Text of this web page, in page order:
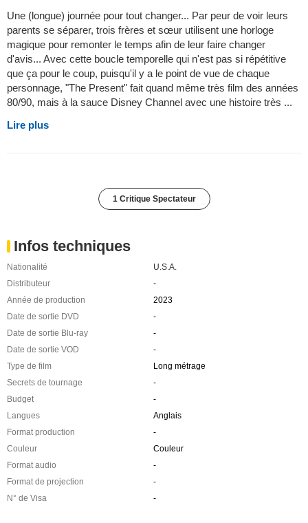
Une (longue) journée pour tout changer... Par peur de voir leurs
parents se séparer, trois frères et sœur utilisent une horloge
magique pour remonter le temps afin de leur faire changer
d'avis... Avec cette boucle temporelle qui n'est pas si répétitive
que ça pour le coup, puisqu'il y a le point de vue de chaque
personnage, "The Present" fait quand même très film des années
80/90, mais à la sauce Disney Channel avec une histoire très ...
Lire plus
1 Critique Spectateur
Infos techniques
Nationalité
U.S.A.
Distributeur
-
Année de production
2023
Date de sortie DVD
-
Date de sortie Blu-ray
-
Date de sortie VOD
-
Type de film
Long métrage
Secrets de tournage
-
Budget
-
Langues
Anglais
Format production
-
Couleur
Couleur
Format audio
-
Format de projection
-
N° de Visa
-